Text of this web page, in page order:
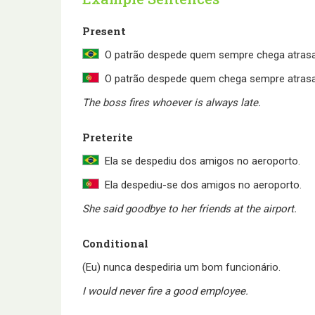
Present
O patrão despede quem sempre chega
O patrão despede quem chega sempre
The boss fires whoever is always late.
Preterite
Ela se despediu dos amigos no aeroporto.
Ela despediu-se dos amigos no aeroporto.
She said goodbye to her friends at the airport.
Conditional
(Eu) nunca despediria um bom funcionário.
I would never fire a good employee.